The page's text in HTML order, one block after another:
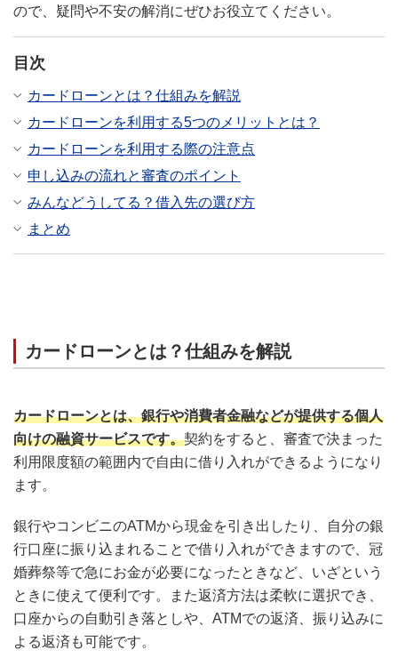
ので、疑問や不安の解消にぜひお役立てください。
目次
カードローンとは？仕組みを解説
カードローンを利用する5つのメリットとは？
カードローンを利用する際の注意点
申し込みの流れと審査のポイント
みんなどうしてる？借入先の選び方
まとめ
カードローンとは？仕組みを解説
カードローンとは、銀行や消費者金融などが提供する個人
向けの融資サービスです。契約をすると、審査で決まった
利用限度額の範囲内で自由に借り入れができるようになり
ます。
銀行やコンビニのATMから現金を引き出したり、自分の銀
行口座に振り込まれることで借り入れができますので、冠
婚葬祭等で急にお金が必要になったときなど、いざという
ときに使えて便利です。また返済方法は柔軟に選択でき、
口座からの自動引き落としや、ATMでの返済、振り込みに
よる返済も可能です。